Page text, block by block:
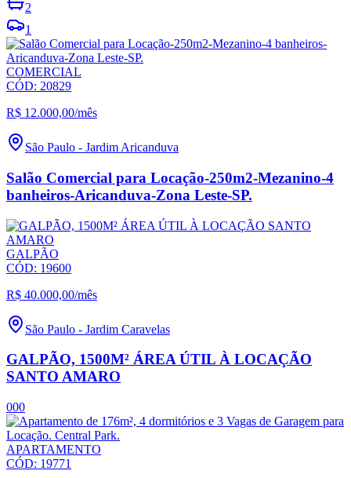
2
1
COMERCIAL
CÓD: 20829
R$ 12.000,00/mês
São Paulo - Jardim Aricanduva
Salão Comercial para Locação-250m2-Mezanino-4
banheiros-Aricanduva-Zona Leste-SP.
GALPÃO
CÓD: 19600
R$ 40.000,00/mês
São Paulo - Jardim Caravelas
GALPÃO, 1500M² ÁREA ÚTIL À LOCAÇÃO
SANTO AMARO
000
APARTAMENTO
CÓD: 19771